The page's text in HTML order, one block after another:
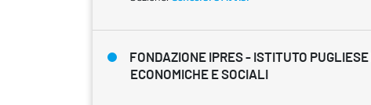
FONDAZIONE IPRES - ISTITUTO PUGLIESE
ECONOMICHE E SOCIALI